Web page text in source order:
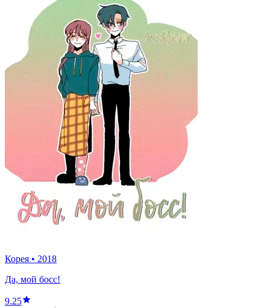
Корея • 2018
Да, мой босс!
9.25